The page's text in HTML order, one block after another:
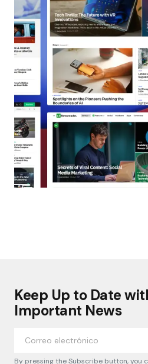
Keep Up to Date
Important News
By pressing the Subscribe button, you